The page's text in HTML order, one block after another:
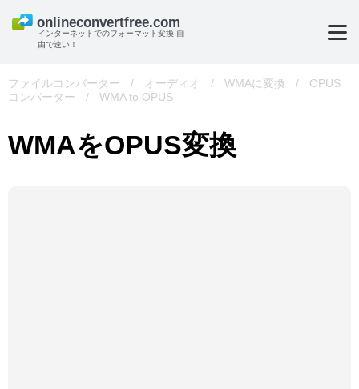
インターネットでのフォーマット変換 自
由で速い！
ファイルコンバーター / オーディオ / WMAに変換 /
OPUS
コンバーター
/ WMA to OPUS
WMAをOPUS変換